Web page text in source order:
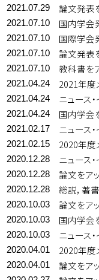
2021.07.29 論文発表
2021.07.10 国内学会
2021.07.10 国際学会
2021.07.10 論文発表
2021.07.10 教科書を
2021.04.24 2021年度
2021.04.24 ニュース
2021.04.24 国内学会
2021.02.17 ニュース
2021.02.15 2020年度
2020.12.28 ニュース
2020.12.28 論文をア
2020.12.28 総説，著
2020.10.03 論文をア
2020.10.03 国内学会
2020.10.03 ニュース
2020.04.01 2020年度
2020.04.01 論文をア